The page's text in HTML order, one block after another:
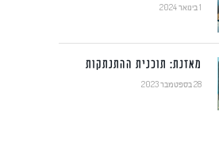
1 בינואר 2024
מאזנת: תוכנית ההתנתקות
28 בספטמבר 2023